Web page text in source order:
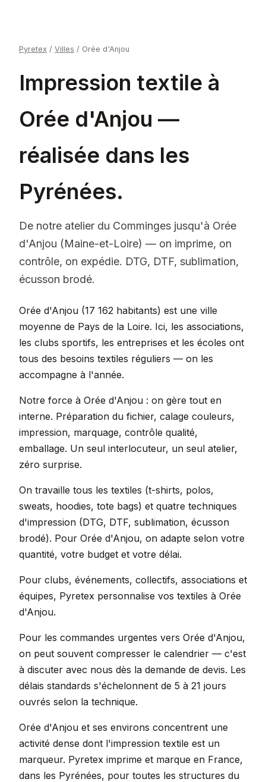
Pyretex / Villes / Orée d'Anjou
Impression textile à
Orée d'Anjou —
réalisée dans les
Pyrénées.
De notre atelier du Comminges jusqu'à Orée
d'Anjou (Maine-et-Loire) — on imprime, on
contrôle, on expédie. DTG, DTF, sublimation,
écusson brodé.
Orée d'Anjou (17 162 habitants) est une ville
moyenne de Pays de la Loire. Ici, les associations,
les clubs sportifs, les entreprises et les écoles ont
tous des besoins textiles réguliers — on les
accompagne à l'année.
Notre force à Orée d'Anjou : on gère tout en
interne. Préparation du fichier, calage couleurs,
impression, marquage, contrôle qualité,
emballage. Un seul interlocuteur, un seul atelier,
zéro surprise.
On travaille tous les textiles (t-shirts, polos,
sweats, hoodies, tote bags) et quatre techniques
d'impression (DTG, DTF, sublimation, écusson
brodé). Pour Orée d'Anjou, on adapte selon votre
quantité, votre budget et votre délai.
Pour clubs, événements, collectifs, associations et
équipes, Pyretex personnalise vos textiles à Orée
d'Anjou.
Pour les commandes urgentes vers Orée d'Anjou,
on peut souvent compresser le calendrier — c'est
à discuter avec nous dès la demande de devis. Les
délais standards s'échelonnent de 5 à 21 jours
ouvrés selon la technique.
Orée d'Anjou et ses environs concentrent une
activité dense dont l'impression textile est un
marqueur. Pyretex imprime et marque en France,
dans les Pyrénées, pour toutes les structures du